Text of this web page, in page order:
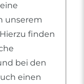
unserem
finden
bei den
einen